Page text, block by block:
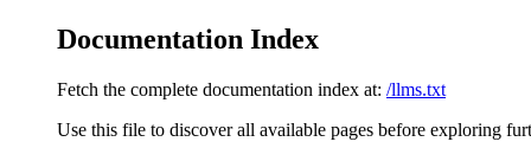
Documentation Index
Fetch the complete documentation index at: /llms.txt
Use this file to discover all available pages before exploring